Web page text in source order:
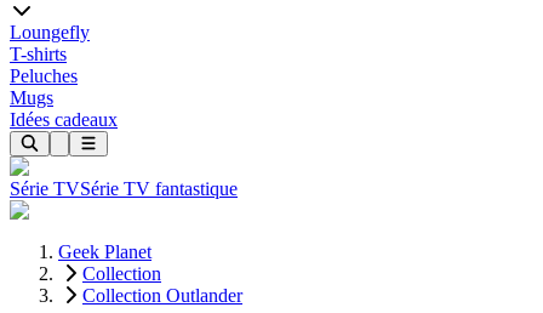
Loungefly
T-shirts
Peluches
Mugs
Idées cadeaux
Série TVSérie TV fantastique
Geek Planet
Collection
Collection Outlander